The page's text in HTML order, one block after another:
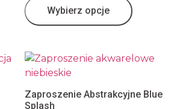
Wybierz opcje
Zaproszenie Abstrakcyjne Blue
Splash